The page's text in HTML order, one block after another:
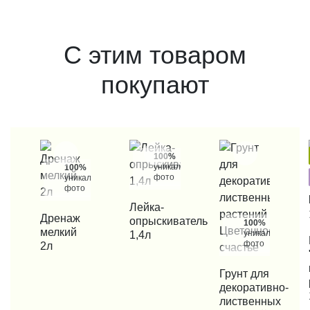
С этим товаром
покупают
100%
уникальные
фото
КУПИТЬ В 1 КЛИК
Дренаж
мелкий
2л
100%
уникальные
фото
КУПИТЬ В 1 КЛИК
Лейка-
опрыскиватель
1,4л
100%
уникальные
фото
КУПИТЬ В 1 КЛИК
Грунт для
декоративно-
лиственных